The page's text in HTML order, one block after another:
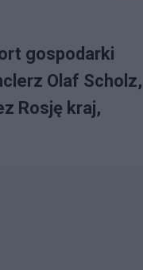
gospodarki
Olaf Scholz,
Rosję kraj,